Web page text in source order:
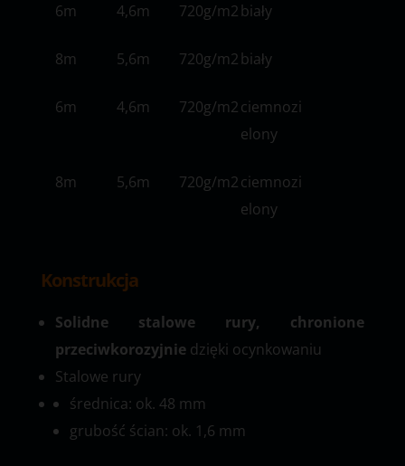
6m 4,6m 720g/m2biały
8m 5,6m 720g/m2biały
6m 4,6m 720g/m2ciemnozi
elony
8m 5,6m 720g/m2ciemnozi
elony
Konstrukcja
Solidne stalowe rury, chronione
przeciwkorozyjniedzięki ocynkowaniu
Stalowe rury
średnica: ok. 48 mm
grubość ścian: ok. 1,6 mm